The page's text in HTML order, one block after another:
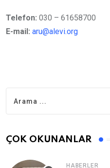
Telefon: 030 – 61658700
E-mail: aru@alevi.org
ÇOK OKUNANLAR
HABERLER